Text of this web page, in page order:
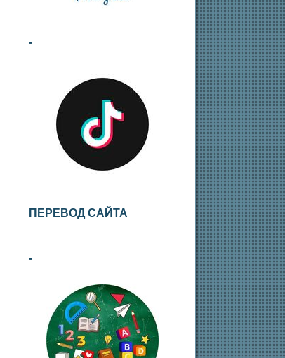
-
ПЕРЕВОД САЙТА
-